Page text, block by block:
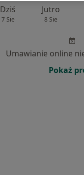
Dziś
7 Sie
Jutro
8 Sie
Umawianie online
Pokaż